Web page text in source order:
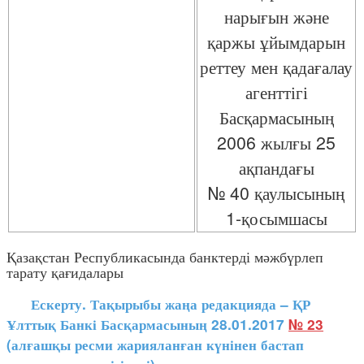
нарығын және
қаржы ұйымдарын
реттеу мен қадағалау
агенттігі
Басқармасының
2006 жылғы 25
ақпандағы
№ 40 қаулысының
1-қосымшасы
Қазақстан Республикасында банктерді мәжбүрлеп
тарату қағидалары
Ескерту. Тақырыбы жаңа редакцияда – ҚР
Ұлттық Банкі Басқармасының 28.01.2017 № 23
(алғашқы ресми жарияланған күнінен бастап